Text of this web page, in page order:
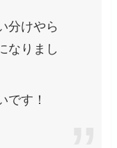
分けやら
なりまし
です！